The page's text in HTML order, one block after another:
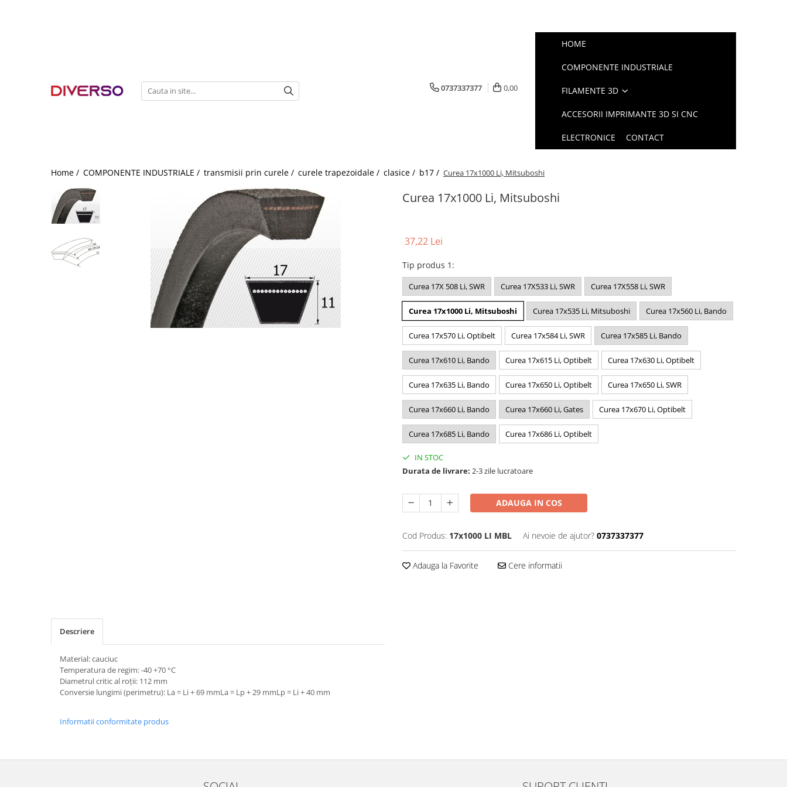
MULTIMATERIAL
0737337377 0,00
HOME
COMPONENTE INDUSTRIALE
FILAMENTE 3D
ACCESORII IMPRIMANTE 3D SI CNC
ELECTRONICE CONTACT
Home / COMPONENTE INDUSTRIALE / transmisii prin curele / curele trapezoidale / clasice / b17 / Curea 17x1000 Li, Mitsuboshi
Curea 17x1000 Li, Mitsuboshi
37,22 Lei
Tip produs 1 :
Curea 17X 508 Li, SWR Curea 17X533 Li, SWR Curea 17X558 Li, SWR
Curea 17x1000 Li, Mitsuboshi Curea 17x535 Li, Mitsuboshi Curea 17x560 Li, Bando
Curea 17x570 Li, Optibelt Curea 17x584 Li, SWR Curea 17x585 Li, Bando
Curea 17x610 Li, Bando Curea 17x615 Li, Optibelt Curea 17x630 Li, Optibelt
Curea 17x635 Li, Bando Curea 17x650 Li, Optibelt Curea 17x650 Li, SWR
Curea 17x660 Li, Bando Curea 17x660 Li, Gates Curea 17x670 Li, Optibelt
Curea 17x685 Li, Bando Curea 17x686 Li, Optibelt
IN STOC
Durata de livrare: 2-3 zile lucratoare
ADAUGA IN COS
Cod Produs: 17x1000 LI MBL Ai nevoie de ajutor? 0737337377
Adauga la Favorite Cere informatii
Descriere
Material: cauciuc
Temperatura de regim: -40 +70 °C
Diametrul critic al roții: 112 mm
Conversie lungimi (perimetru): La = Li + 69 mmLa = Lp + 29 mmLp = Li + 40 mm
Informatii conformitate produs